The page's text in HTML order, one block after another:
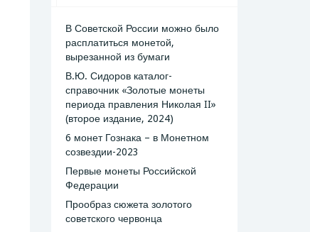
В Советской России можно было
расплатиться монетой,
вырезанной из бумаги
В.Ю. Сидоров каталог-
справочник «Золотые монеты
периода правления Николая II»
(второе издание, 2024)
6 монет Гознака – в Монетном
созвездии-2023
Первые монеты Российской
Федерации
Прообраз сюжета золотого
советского червонца